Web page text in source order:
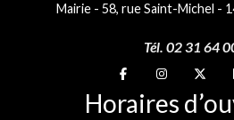
Mairie - 58, rue Saint-Michel -
Tél. 02 31 64
Suivez-nous sur
Suivez-nous
Horaires